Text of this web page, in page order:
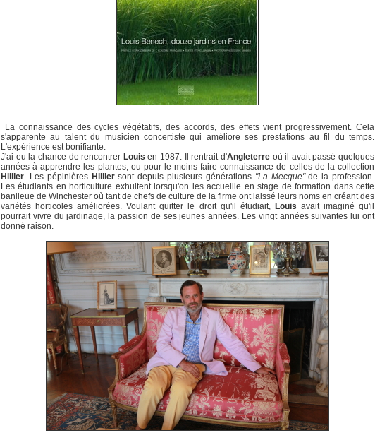
La connaissance des cycles végétatifs, des accords, des effets vient progressivement. Cela
s'apparente au talent du musicien concertiste qui améliore ses prestations au fil du temps.
L'expérience est bonifiante.
J'ai eu la chance de rencontrer Louis en 1987. Il rentrait d'Angleterreoù il avait passé quelques
années à apprendre les plantes, ou pour le moins faire connaissance de celles de la collection
Hillier. Les pépinières Hilliersont depuis plusieurs générations "La Mecque"de la profession.
Les étudiants en horticulture exhultent lorsqu'on les accueille en stage de formation dans cette
banlieue de Winchester où tant de chefs de culture de la firme ont laissé leurs noms en créant des
variétés horticoles améliorées. Voulant quitter le droit qu'il étudiait, Louis avait imaginé qu'il
pourrait vivre du jardinage, la passion de ses jeunes années. Les vingt années suivantes lui ont
donné raison.